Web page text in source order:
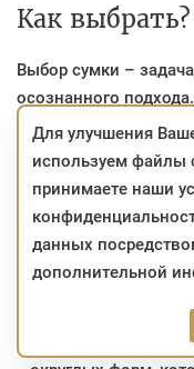
Как выбрать?
Выбор сумки –
осознанного
предпочтениям
несколько критериев:
Форма. Она может
скорректировать
более округлыми
геометрических
квадратные модели
Миниатюрным
Для улучшения
используем файлы
принимаете наши
данных
дополнительной